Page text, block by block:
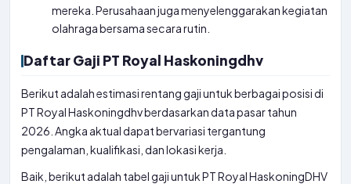
mereka. Perusahaan juga menyelenggarakan kegiatan
olahraga bersama secara rutin.
Daftar Gaji PT Royal Haskoningdhv
Berikut adalah estimasi rentang gaji untuk berbagai posisi di
PT Royal Haskoningdhv berdasarkan data pasar tahun
2026. Angka aktual dapat bervariasi tergantung
pengalaman, kualifikasi, dan lokasi kerja.
Baik, berikut adalah tabel gaji untuk PT Royal HaskoningDHV